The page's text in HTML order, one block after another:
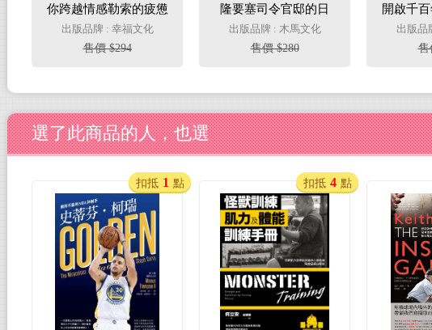
你跨越情感勒索的疲憊
痛楚，正視早該斷捨離
的情緒振盪！(電子書)
出版品牌 : 幸福文化
售價 $294
隆要塞司令官邸的日
子，還有心愛的城市散
步時光(電子書)
出版品牌 : 木馬文化
售價 $280
開啟千
祕
出版品
售
選了此商品的人，也選
扣抵 1 點 扣抵 4 點